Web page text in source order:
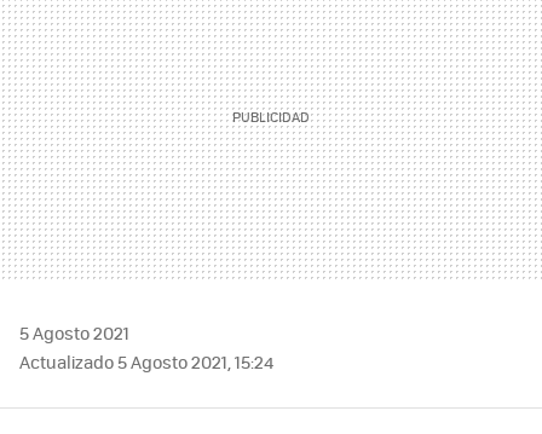
5 Agosto 2021
Actualizado 5 Agosto 2021, 15:24